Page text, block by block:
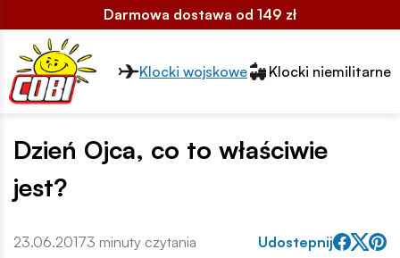
Darmowa dostawa od 149 zł
Przełącznik segmentów2
Klocki wojskowe Klocki niemilitarne
Dzień Ojca, co to właściwie
jest?
23.06.20173 minuty czytania Udostepnij